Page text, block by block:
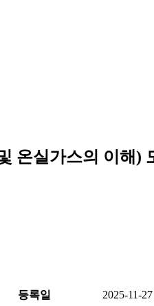
온실가스의 이해)
등록일 2025-11-27